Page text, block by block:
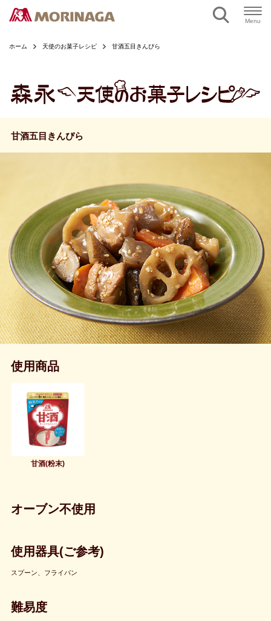
Menu
ホーム 天使のお菓子レシピ 甘酒五目きんぴら
甘酒五目きんぴら
使用商品
甘酒(粉末)
オーブン不使用
使用器具(ご参考)
スプーン、フライパン
難易度